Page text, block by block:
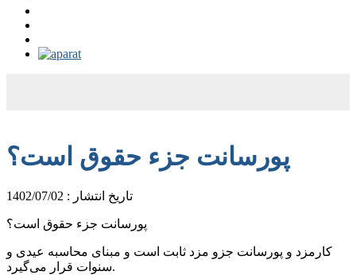
پورسانت جزء حقوق است؟
تاریخ انتشار : 1402/07/02
پورسانت جزء حقوق است؟
کارمزد و پورسانت جزو مزد ثابت است و مبنای محاسبه عیدی و
سنوات قرار می‌گیرد.